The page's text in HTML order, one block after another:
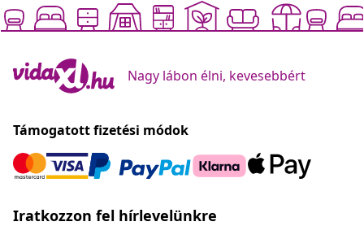
Nagy lábon élni, kevesebbért
Támogatott fizetési módok
Iratkozzon fel hírlevelünkre